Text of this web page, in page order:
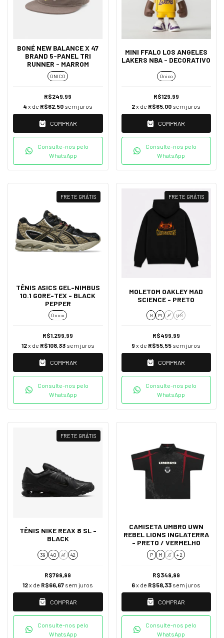
BONÉ NEW BALANCE X 47
BRAND 5-PANEL TRI
RUNNER - MARROM
ÚNICO
R$249,99
4 x de R$62,50 sem juros
COMPRAR
Consulte-nos pelo
WhatsApp
MINI FFALO LOS ANGELES
LAKERS NBA - DECORATIVO
Único
R$129,99
2x de R$65,00 sem juros
COMPRAR
Consulte-nos pelo
WhatsApp
FRETE GRÁTIS
TÊNIS ASICS GEL-NIMBUS
10.1 GORE-TEX - BLACK
PEPPER
Único
R$1.299,99
12x de R$108,33 sem juros
COMPRAR
Consulte-nos pelo
WhatsApp
FRETE GRÁTIS
MOLETOM OAKLEY MAD
SCIENCE - PRETO
G M P GG
R$499,99
9 x de R$55,55 sem juros
COMPRAR
Consulte-nos pelo
WhatsApp
FRETE GRÁTIS
TÊNIS NIKE REAX 8 SL -
BLACK
39 40 41 42
R$799,99
12x de R$66,67 sem juros
COMPRAR
Consulte-nos pelo
WhatsApp
CAMISETA UMBRO UWN
REBEL LIONS INGLATERRA
- PRETO / VERMELHO
P M G + 2
R$349,99
6x de R$58,33 sem juros
COMPRAR
Consulte-nos pelo
WhatsApp